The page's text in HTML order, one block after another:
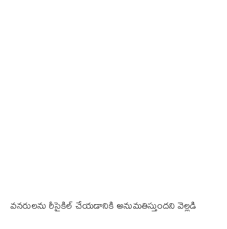
వనరులను రీసైకిల్ చేయడానికి అనుమతిస్తుందని వెల్లడి